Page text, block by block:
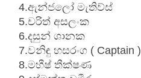
4.ඇන්ජලෝ මැතිව්ස්
5.චරිත් අසලංක
6.දසුන් ශානක
7.වනිඳු හසරංග ( Captain )
8.මහීෂ් තීක්ෂණ